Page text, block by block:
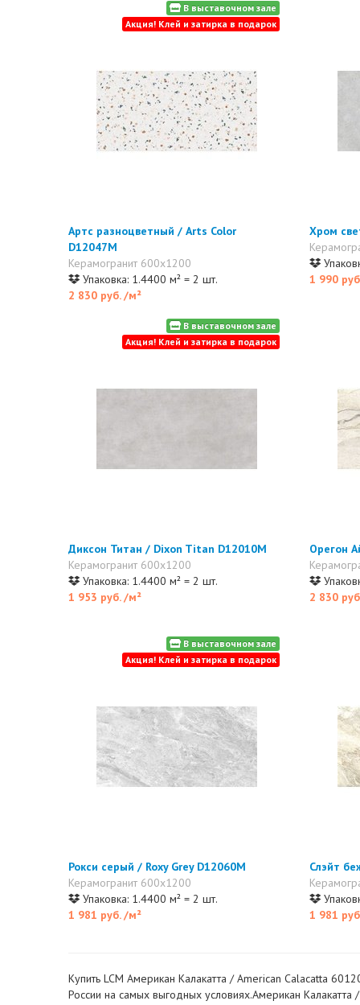
В выставочном зале
Акция! Клей и затирка в подарок
Артс разноцветный / Arts Color
D12047M
Керамогранит 600x1200
Упаковка: 1.4400 м² = 2 шт.
2 830 руб./м²
Хром
1 990
В выставочном зале
Акция! Клей и затирка в подарок
Диксон Титан / Dixon Titan D12010M
Керамогранит 600x1200
Упаковка: 1.4400 м² = 2 шт.
1 953 руб./м²
Орегон
2 830
В выставочном зале
Акция! Клей и затирка в подарок
Рокси серый / Roxy Grey D12060M
Керамогранит 600x1200
Упаковка: 1.4400 м² = 2 шт.
1 981 руб./м²
Слэйт
1 981
Купить LCM Американ Калакатта / American Calacatta
России на самых выгодных условиях.Американ